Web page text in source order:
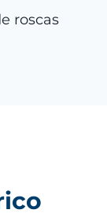
roscas